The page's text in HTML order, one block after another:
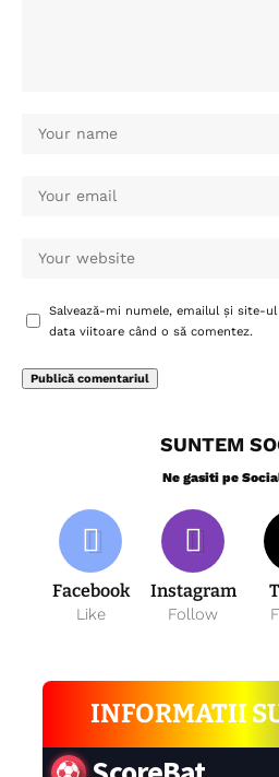
Salvează-mi numele, emailul și site-
data viitoare când o să comentez.
SUNTEM
Ne gasiti pe
Facebook
Like
Instagram
Follow
INFORMATII